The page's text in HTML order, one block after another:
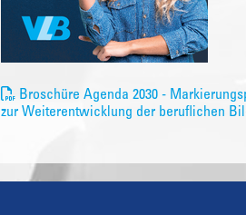
Broschüre Agenda 2030 -
zur Weiterentwicklung der beruflichen